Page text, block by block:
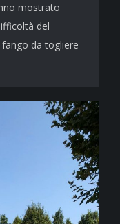
mostrato
del
da togliere